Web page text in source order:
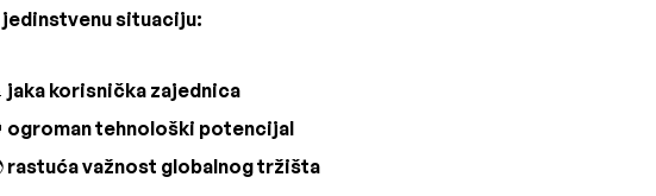
jedinstvenu situaciju:
jaka korisnička zajednica
ogroman tehnološki potencijal
rastuća važnost globalnog tržišta